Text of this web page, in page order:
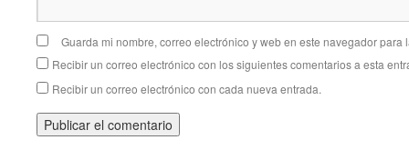
Guarda mi nombre, correo electrónico y web en este navegador para
Recibir un correo electrónico con los siguientes comentarios a esta
Recibir un correo electrónico con cada nueva entrada.